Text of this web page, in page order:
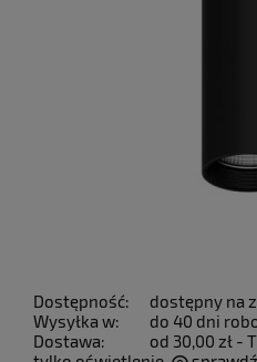
Dostępność:
dostępny na
Wysyłka w:
do 40 dni
Dostawa:
od 30,00 zł -